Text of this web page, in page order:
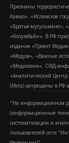
Признаны
Кавказ», «Исламское
«Братья-мусульмане»,
«Колумбайн». В РФ
издания «Проект
«Медуза», «Важные
«Медиазона», ОВД-
«Аналитический Центр
(Metа) запрещены в РФ
"На информационном
(информационные
систематизации и
пользователей сети